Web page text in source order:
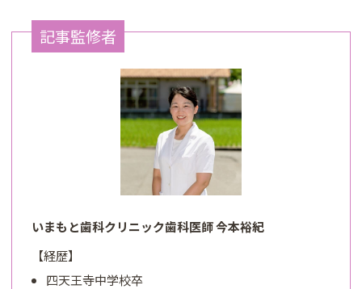
記事監修者
いまもと歯科クリニック歯科医師 今本裕紀
【経歴】
四天王寺中学校卒